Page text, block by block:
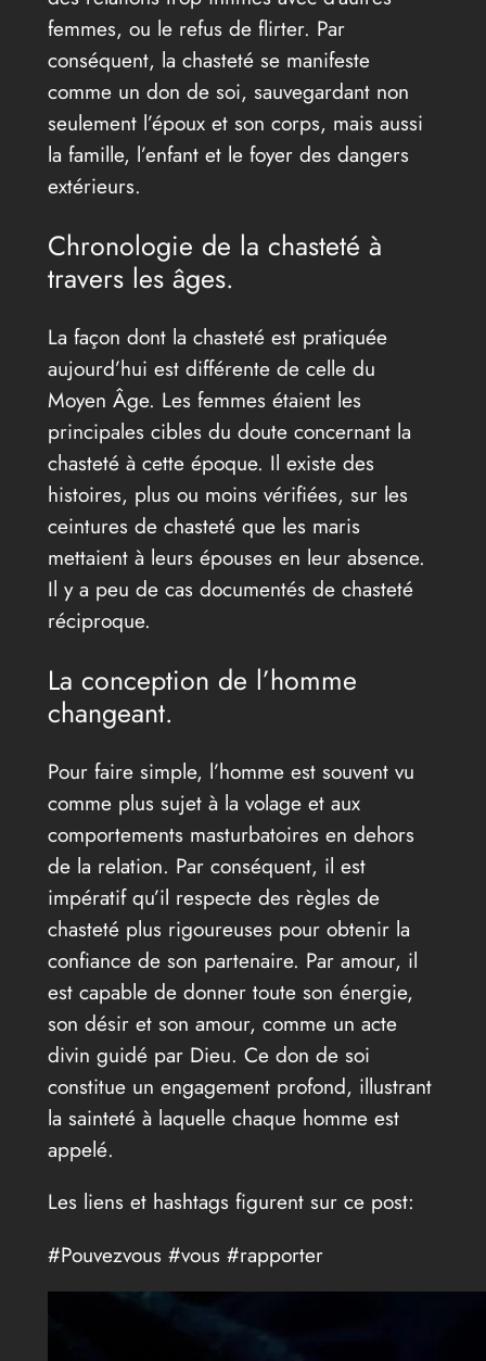
femmes, ou le refus de flirter. Par
conséquent, la chasteté se manifeste
comme un don de soi, sauvegardant non
seulement l’époux et son corps, mais aussi
la famille, l’enfant et le foyer des dangers
extérieurs.
Chronologie de la chasteté à
travers les âges.
La façon dont la chasteté est pratiquée
aujourd’hui est différente de celle du
Moyen Âge. Les femmes étaient les
principales cibles du doute concernant la
chasteté à cette époque. Il existe des
histoires, plus ou moins vérifiées, sur les
ceintures de chasteté que les maris
mettaient à leurs épouses en leur absence.
Il y a peu de cas documentés de chasteté
réciproque.
La conception de l’homme
changeant.
Pour faire simple, l’homme est souvent vu
comme plus sujet à la volage et aux
comportements masturbatoires en dehors
de la relation. Par conséquent, il est
impératif qu’il respecte des règles de
chasteté plus rigoureuses pour obtenir la
confiance de son partenaire. Par amour, il
est capable de donner toute son énergie,
son désir et son amour, comme un acte
divin guidé par Dieu. Ce don de soi
constitue un engagement profond, illustrant
la sainteté à laquelle chaque homme est
appelé.
Les liens et hashtags figurent sur ce post:
#Pouvezvous #vous #rapporter